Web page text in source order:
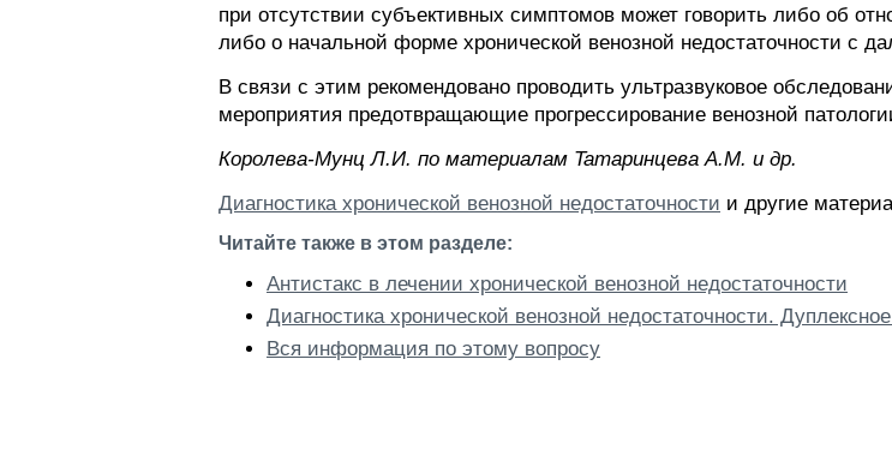
при отсутствии субъективных симптомов может говорить либо об
либо о начальной форме хронической венозной недостаточности с
В связи с этим рекомендовано проводить ультразвуковое
мероприятия предотвращающие прогрессирование венозной
Королева-Мунц Л.И. по материалам Taтapинцeва A.M. и др.
Диагностика хронической венозной недостаточности и другие
Читайте также в этом разделе:
Антистакс в лечении хронической венозной недостаточности
Диагностика хронической венозной недостаточности.
Вся информация по этому вопросу